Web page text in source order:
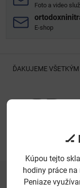
Foto a video
E-shop
ĎAKUJEME
🏒
Kúpou tejto
hodiny práce
Peniaze